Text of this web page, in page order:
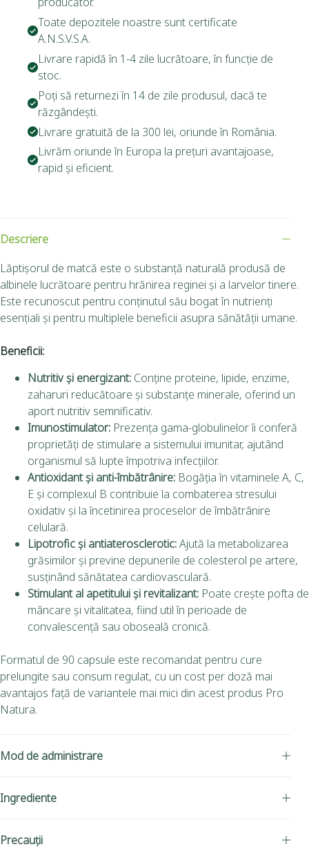
Toate depozitele noastre sunt certificate
A.N.S.V.S.A.
Livrare rapidă în 1-4 zile lucrătoare, în funcție de
stoc.
Poți să returnezi în 14 de zile produsul, dacă te
răzgândești.
Livrare gratuită de la 300 lei, oriunde în România.
Livrăm oriunde în Europa la prețuri avantajoase,
rapid și eficient.
Descriere
Lăptișorul de matcă este o substanță naturală produsă de
albinele lucrătoare pentru hrănirea reginei și a larvelor tinere.
Este recunoscut pentru conținutul său bogat în nutrienți
esențiali și pentru multiplele beneficii asupra sănătății umane.
Beneficii:
Nutritiv și energizant: Conține proteine, lipide, enzime,
zaharuri reducătoare și substanțe minerale, oferind un
aport nutritiv semnificativ.
Imunostimulator: Prezența gama-globulinelor îi conferă
proprietăți de stimulare a sistemului imunitar, ajutând
organismul să lupte împotriva infecțiilor.
Antioxidant și anti-îmbătrânire: Bogăția în vitaminele A, C,
E și complexul B contribuie la combaterea stresului
oxidativ și la încetinirea proceselor de îmbătrânire
celulară.
Lipotrofic și antiaterosclerotic:Ajută la metabolizarea
grăsimilor și previne depunerile de colesterol pe artere,
susținând sănătatea cardiovasculară.
Stimulant al apetitului și revitalizant: Poate crește pofta de
mâncare și vitalitatea, fiind util în perioade de
convalescență sau oboseală cronică.
Formatul de 90 capsule este recomandat pentru cure
prelungite sau consum regulat, cu un cost per doză mai
avantajos față de variantele mai mici din acest produs Pro
Natura.
Mod de administrare
Ingrediente
Precauții